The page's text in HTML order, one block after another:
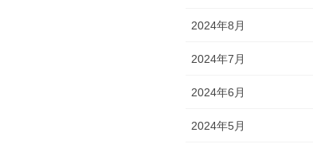
2024年8月
2024年7月
2024年6月
2024年5月